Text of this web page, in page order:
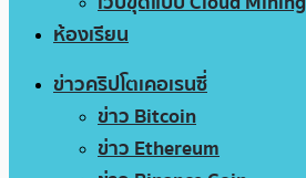
ห้องเรียน
ข่าวคริปโตเคอเรนซี่
ข่าว Bitcoin
ข่าว Ethereum